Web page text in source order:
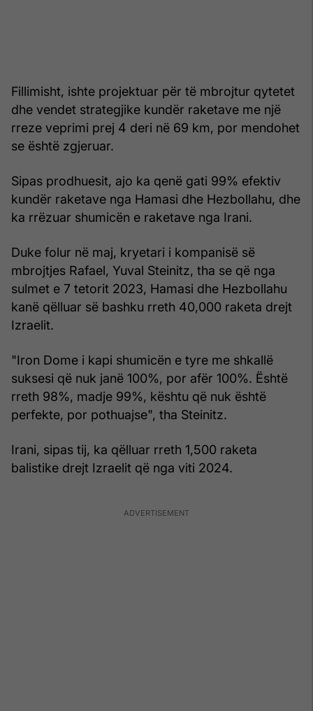
Fillimisht, ishte projektuar për të mbrojtur qytetet
dhe vendet strategjike kundër raketave me një
rreze veprimi prej 4 deri në 69 km, por mendohet
se është zgjeruar.
Sipas prodhuesit, ajo ka qenë gati 99% efektiv
kundër raketave nga Hamasi dhe Hezbollahu, dhe
ka rrëzuar shumicën e raketave nga Irani.
Duke folur në maj, kryetari i kompanisë së
mbrojtjes Rafael, Yuval Steinitz, tha se që nga
sulmet e 7 tetorit 2023, Hamasi dhe Hezbollahu
kanë qëlluar së bashku rreth 40,000 raketa drejt
Izraelit.
"Iron Dome i kapi shumicën e tyre me shkallë
suksesi që nuk janë 100%, por afër 100%. Është
rreth 98%, madje 99%, kështu që nuk është
perfekte, por pothuajse", tha Steinitz.
Irani, sipas tij, ka qëlluar rreth 1,500 raketa
balistike drejt Izraelit që nga viti 2024.